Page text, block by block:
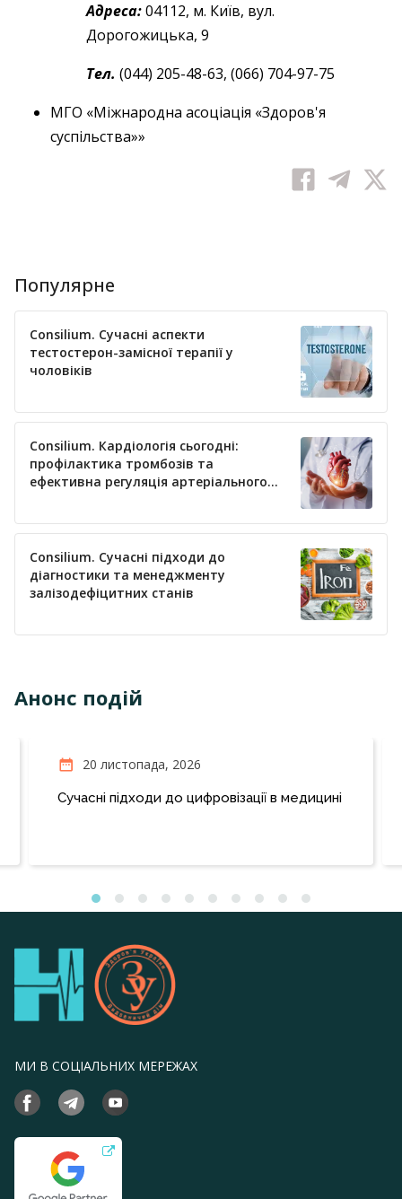
Адреса:04112, м. Київ, вул.
Дорогожицька, 9
Тел. (044) 205-48-63, (066) 704-97-75
МГО «Міжнародна асоціація «Здоров'я
суспільства»»
Популярне
Consilium. Сучасні аспекти
тестостерон-замісної терапії у
чоловіків
Consilium. Кардіологія сьогодні:
профілактика тромбозів та
ефективна регуляція артеріального
Consilium. Сучасні підходи до
діагностики та менеджменту
залізодефіцитних станів
Анонс подій
20 листопада, 2026
Сучасні підходи до цифровізації в медицині
МИ В СОЦІАЛЬНИХ МЕРЕЖАХ